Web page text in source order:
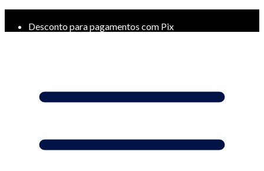
Desconto para pagamentos com Pix